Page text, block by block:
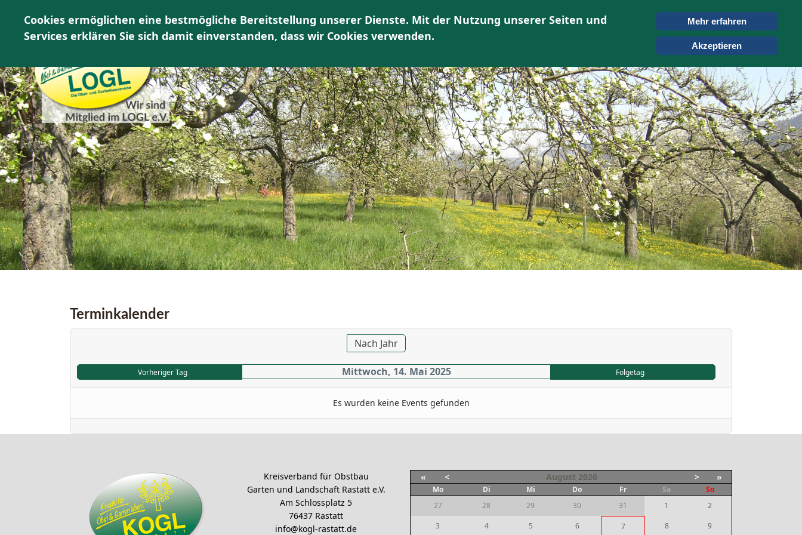
HOME ÜBER UNS AKTUELLES | TERMINE KONTAKT SUCHEN
Terminkalender
Nach Jahr
Vorheriger Tag Mittwoch, 14. Mai 2025 Folgetag
Es wurden keine Events gefunden
Kreisverband für Obstbau
Garten und Landschaft Rastatt e.V.
Am Schlossplatz 5
76437 Rastatt
info@kogl-rastatt.de
« < August 2026 > »
Mo Di Mi Do Fr Sa
So
27
28 29 30 31 1
2
3
4 5 6 7 8 9
Cookies ermöglichen eine bestmögliche Bereitstellung unserer Dienste. Mit der Nutzung unserer Seiten und
Services erklären Sie sich damit einverstanden, dass wir Cookies verwenden.
Mehr erfahren
Akzeptieren